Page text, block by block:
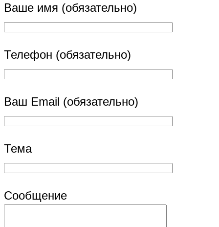
Ваше имя (обязательно)
Телефон (обязательно)
Ваш Email (обязательно)
Тема
Сообщение